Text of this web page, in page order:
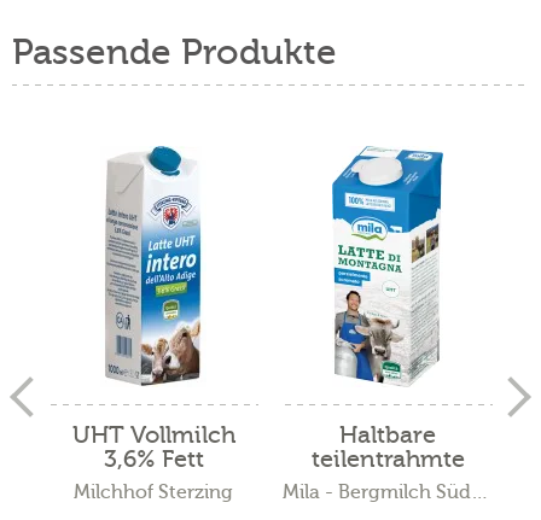
Passende Produkte
UHT Vollmilch
3,6% Fett
Milchhof Sterzing
Haltbare
teilentrahmte
Milch
Mila - Bergmilch Südtirol